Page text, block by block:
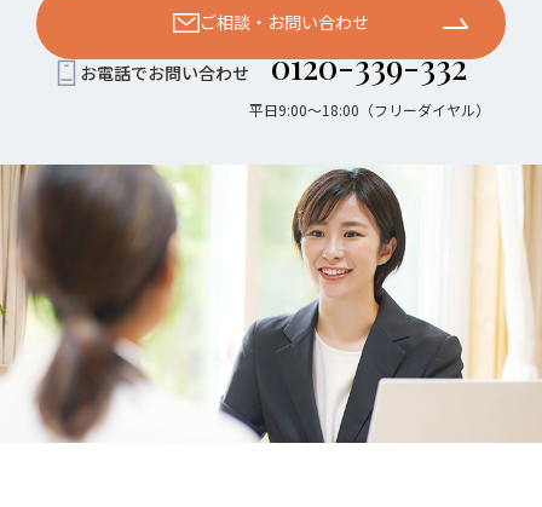
ご相談・お問い合わせ
お電話でお問い合わせ 0120-339-332
平日9:00〜18:00（フリーダイヤル）